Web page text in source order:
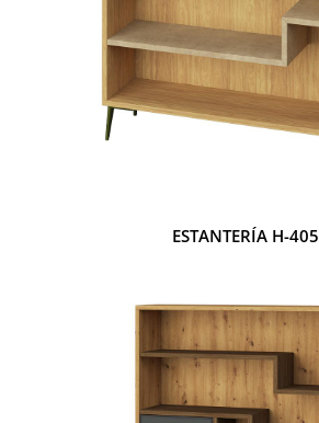
ESTANTERÍA H-405